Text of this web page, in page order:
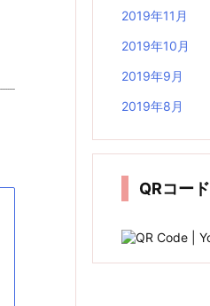
2019年11月
2019年10月
2019年9月
2019年8月
QRコード